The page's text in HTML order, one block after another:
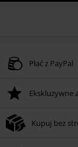
Płać z PayPal
Ekskluzywne
Kupuj bez